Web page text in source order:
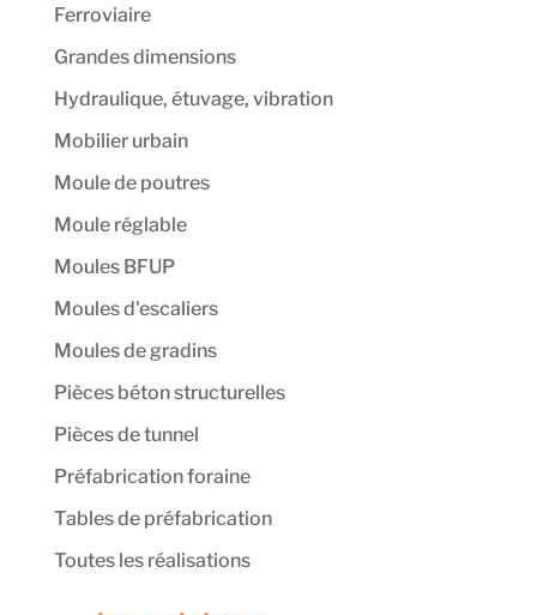
Ferroviaire
Grandes dimensions
Hydraulique, étuvage, vibration
Mobilier urbain
Moule de poutres
Moule réglable
Moules BFUP
Moules d'escaliers
Moules de gradins
Pièces béton structurelles
Pièces de tunnel
Préfabrication foraine
Tables de préfabrication
Toutes les réalisations